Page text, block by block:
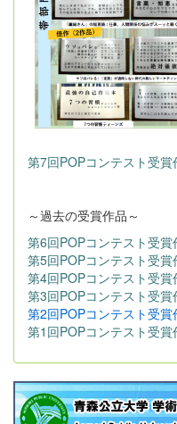
第7回POPコンテスト受
～過去の受賞作品～
第6回POPコンテスト受
第5回POPコンテスト受
第4回POPコンテスト受
第3回POPコンテスト受
第2回POPコンテスト受
第1回POPコンテスト受